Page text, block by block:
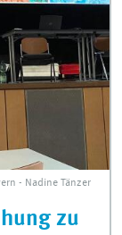
- Nadine Tänzer
zu